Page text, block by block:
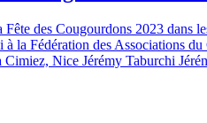
des Cougourdons 2023 dans
à la Fédération des Associations
Cimiez, Nice Jérémy Taburchi